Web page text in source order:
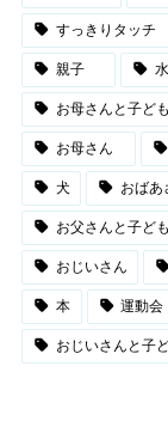
すっきりタッチ
親子
お母さんと子ども
お母さん
犬 おばあ
お父さんと子ども
おじいさん
本 運動会
おじいさんと子